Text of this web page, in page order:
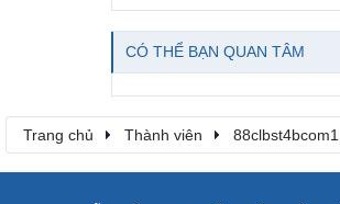
CÓ THỂ BẠN QUAN TÂM
Trang chủ Thành viên 88clbst4bcom1